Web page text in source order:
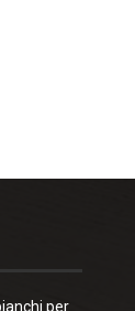
per